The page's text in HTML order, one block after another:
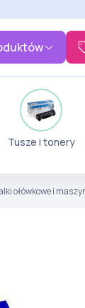
Tusze i tonery
ołówkowe i